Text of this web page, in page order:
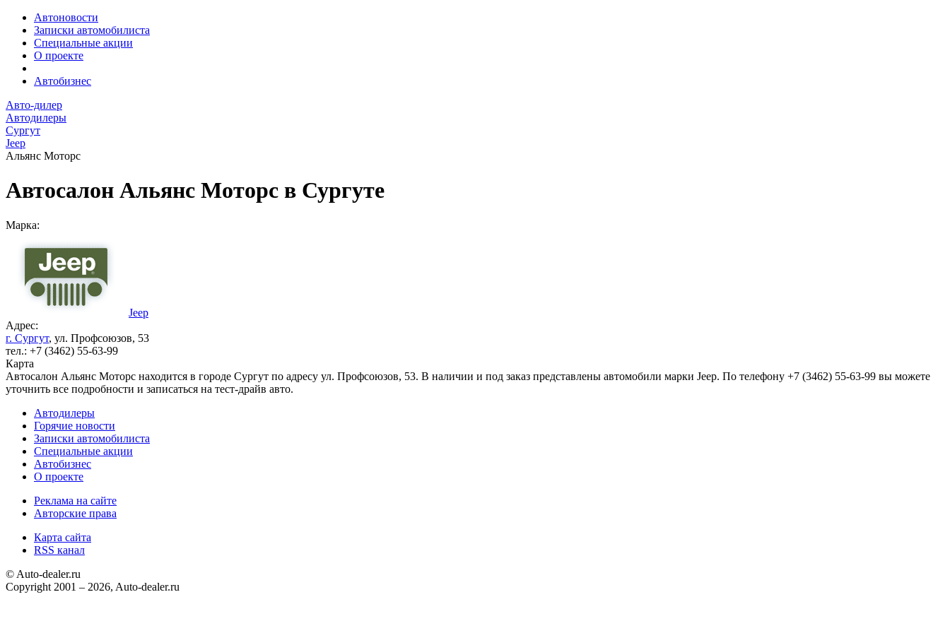
Автоновости
Записки автомобилиста
Специальные акции
О проекте
Автобизнес
Авто-дилер
Автодилеры
Сургут
Jeep
Альянс Моторс
Автосалон Альянс Моторс в Сургуте
Марка:
Jeep
Адрес:
г. Сургут, ул. Профсоюзов, 53
тел.: +7 (3462) 55-63-99
Карта
Автосалон Альянс Моторс находится в городе Сургут по адресу ул. Профсоюзов, 53. В наличии и под заказ представлены автомобили марки Jeep. По телефону +7 (3462) 55-63-99 вы можете
уточнить все подробности и записаться на тест-драйв авто.
Автодилеры
Горячие новости
Записки автомобилиста
Специальные акции
Автобизнес
О проекте
Реклама на сайте
Авторские права
Карта сайта
RSS канал
© Auto-dealer.ru
Copyright 2001 – 2026, Auto-dealer.ru